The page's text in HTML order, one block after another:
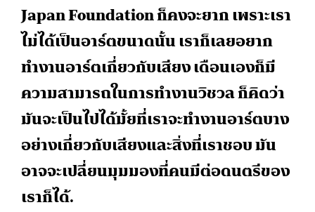
Japan Foundation ก็คงจะยาก เพราะเรา
ไม่ได้เป็นอาร์ตขนาดนั้น เราก็เลยอยาก
ทำงานอาร์ตเกี่ยวกับเสียง เดือนเองก็มี
ความสามารถในการทำงานวิชวล ก็คิดว่า
มันจะเป็นไปได้มั้ยที่เราจะทำงานอาร์ตบาง
อย่างเกี่ยวกับเสียงและสิ่งที่เราชอบ มัน
อาจจะเปลี่ยนมุมมองที่คนมีต่อดนตรีของ
เราก็ได้.